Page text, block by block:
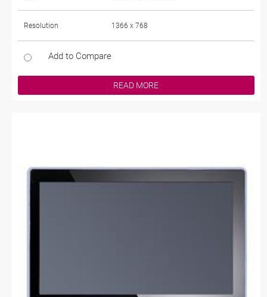
Resolution 1366 x 768
Add to Compare
READ MORE